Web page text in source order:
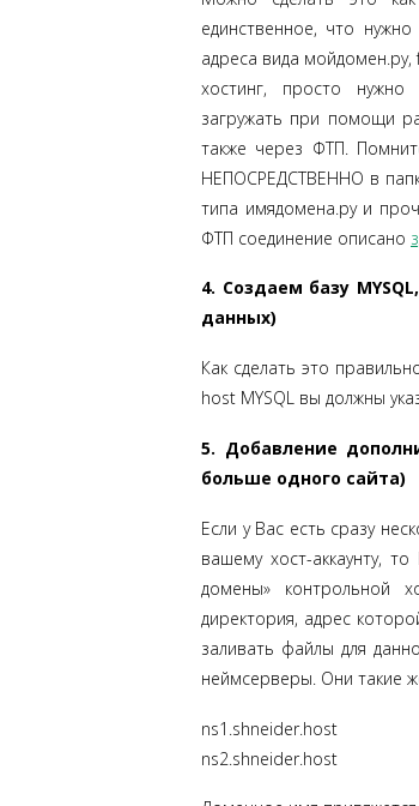
единственное, что
адреса вида
хостинг, просто
загружать при помощи
также через ФТП.
НЕПОСРЕДСТВЕННО в
типа имядомена.ру и
ФТП соединение описано
4. Создаем базу
данных)
Как сделать это
host MYSQL вы должны
5. Добавление
больше одного сайта)
Если у Вас есть сразу
вашему хост-аккаунту,
домены» контрольной
директория, адрес
заливать файлы для
неймсерверы. Они такие
ns1.shneider.host
ns2.shneider.host